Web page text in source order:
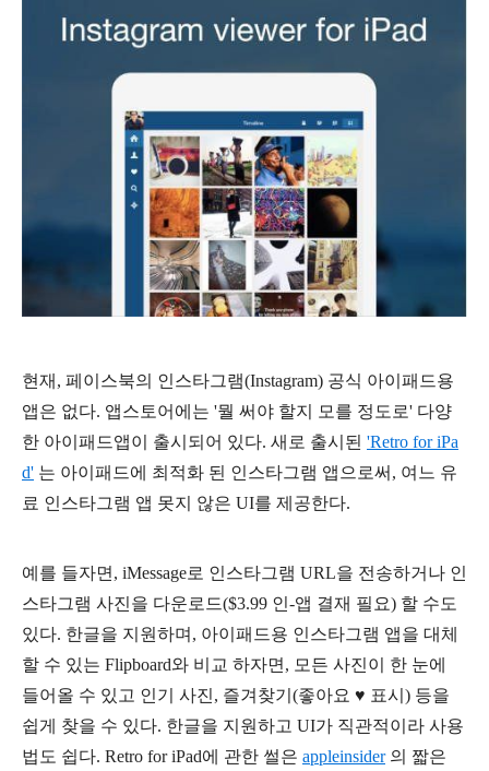
현재, 페이스북의 인스타그램(Instagram) 공식 아이패드용
앱은 없다. 앱스토어에는 '뭘 써야 할지 모를 정도로' 다양
한 아이패드앱이 출시되어 있다. 새로 출시된 'Retro for iPa
d' 는 아이패드에 최적화 된 인스타그램 앱으로써, 여느 유
료 인스타그램 앱 못지 않은 UI를 제공한다.
예를 들자면, iMessage로 인스타그램 URL을 전송하거나 인
스타그램 사진을 다운로드($3.99 인-앱 결재 필요) 할 수도
있다. 한글을 지원하며, 아이패드용 인스타그램 앱을 대체
할 수 있는 Flipboard와 비교 하자면, 모든 사진이 한 눈에
들어올 수 있고 인기 사진, 즐겨찾기(좋아요 ♥ 표시) 등을
쉽게 찾을 수 있다. 한글을 지원하고 UI가 직관적이라 사용
법도 쉽다. Retro for iPad에 관한 썰은 appleinsider의 짧은